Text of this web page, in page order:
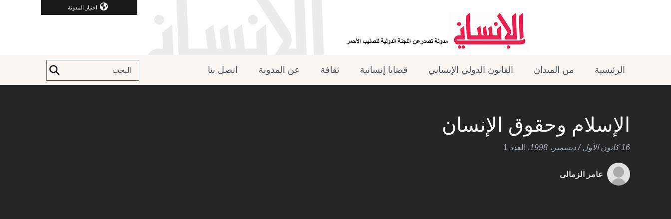
اختيار المدونة
الرئيسية من الميدان القانون الدولي الإنساني قضايا إنسانية ثقافة عن المدونة اتصل بنا
الإسلام وحقوق الإنسان
16 كانون الأول / ديسمبر، 1998 , العدد 1
عامر الزمالى